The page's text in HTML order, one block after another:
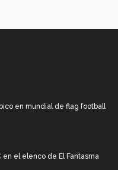
en mundial de flag football
en el elenco de El Fantasma